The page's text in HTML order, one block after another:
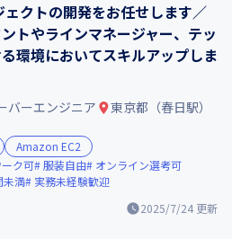
ェクトの開発をお任せします／
トやラインマネージャー、テッ
環境においてスキルアップしま
2025/7/24 更新
バーエンジニア
東京都（春日駅）
Amazon EC2
ク可 服装自由
オンライン選考可
未満 実務未経験歓迎